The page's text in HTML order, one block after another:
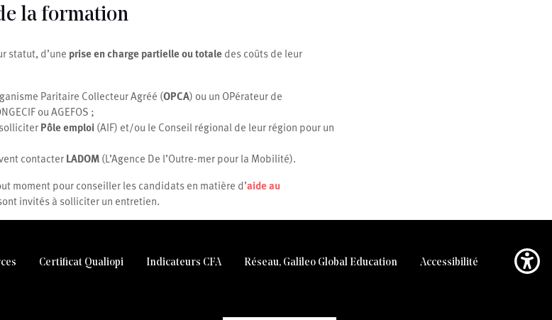
la formation
statut, d’une prise en charge partielle ou totaledes coûts de leur
Paritaire Collecteur Agréé (OPCA) ou un OPérateur de
ou AGEFOS ;
Pôle emploi(AIF) et/ou le Conseil régional de leur région pour un
contacterLADOM(L’Agence De l’Outre-mer pour la Mobilité).
moment pour conseiller les candidats en matière d’aide au
invités à solliciter un entretien.
Certificat Qualiopi Indicateurs CFA Réseau, Galileo Global Education Accessibilité